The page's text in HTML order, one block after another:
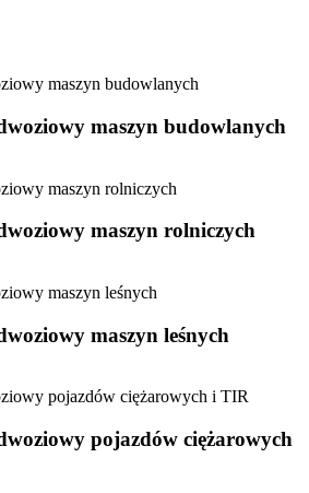
maszyn budowlanych
maszyn rolniczych
maszyn leśnych
pojazdów ciężarowych